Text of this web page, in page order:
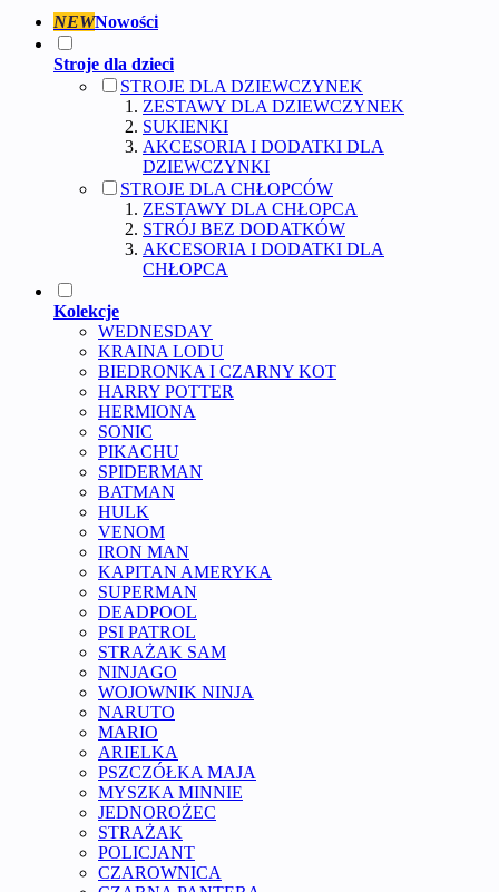
NEWNowości
Stroje dla dzieci
STROJE DLA DZIEWCZYNEK
ZESTAWY DLA DZIEWCZYNEK
SUKIENKI
AKCESORIA I DODATKI DLA
DZIEWCZYNKI
STROJE DLA CHŁOPCÓW
ZESTAWY DLA CHŁOPCA
STRÓJ BEZ DODATKÓW
AKCESORIA I DODATKI DLA
CHŁOPCA
Kolekcje
WEDNESDAY
KRAINA LODU
BIEDRONKA I CZARNY KOT
HARRY POTTER
HERMIONA
SONIC
PIKACHU
SPIDERMAN
BATMAN
HULK
VENOM
IRON MAN
KAPITAN AMERYKA
SUPERMAN
DEADPOOL
PSI PATROL
STRAŻAK SAM
NINJAGO
WOJOWNIK NINJA
NARUTO
MARIO
ARIELKA
PSZCZÓŁKA MAJA
MYSZKA MINNIE
JEDNOROŻEC
STRAŻAK
POLICJANT
CZAROWNICA